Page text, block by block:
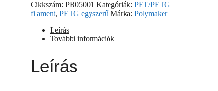
Cikkszám: PB05001 Kategóriák: PET/PETG
filament, PETG egyszerű Márka: Polymaker
Leírás
További információk
Leírás